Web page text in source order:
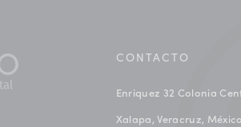
CONTACTO
Enriquez 32 Colonia
Xalapa, Veracruz, México